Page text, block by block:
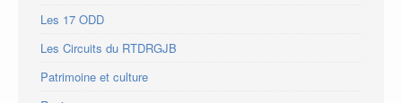
Les 17 ODD
Les Circuits du RTDRGJB
Patrimoine et culture